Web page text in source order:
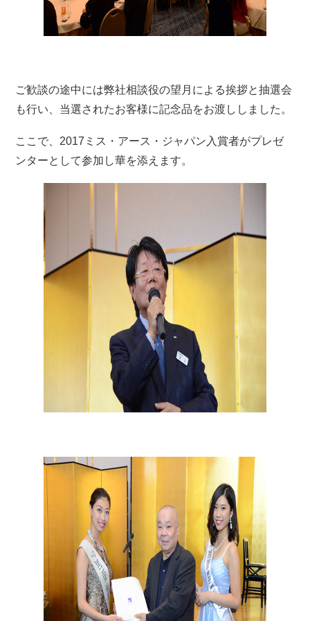
ご歓談の途中には弊社相談役の望月による挨拶と抽選会
も行い、当選されたお客様に記念品をお渡ししました。
ここで、2017ミス・アース・ジャパン入賞者がプレゼ
ンターとして参加し華を添えます。